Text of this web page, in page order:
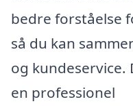
bedre forståelse
så du kan
og
en professionel